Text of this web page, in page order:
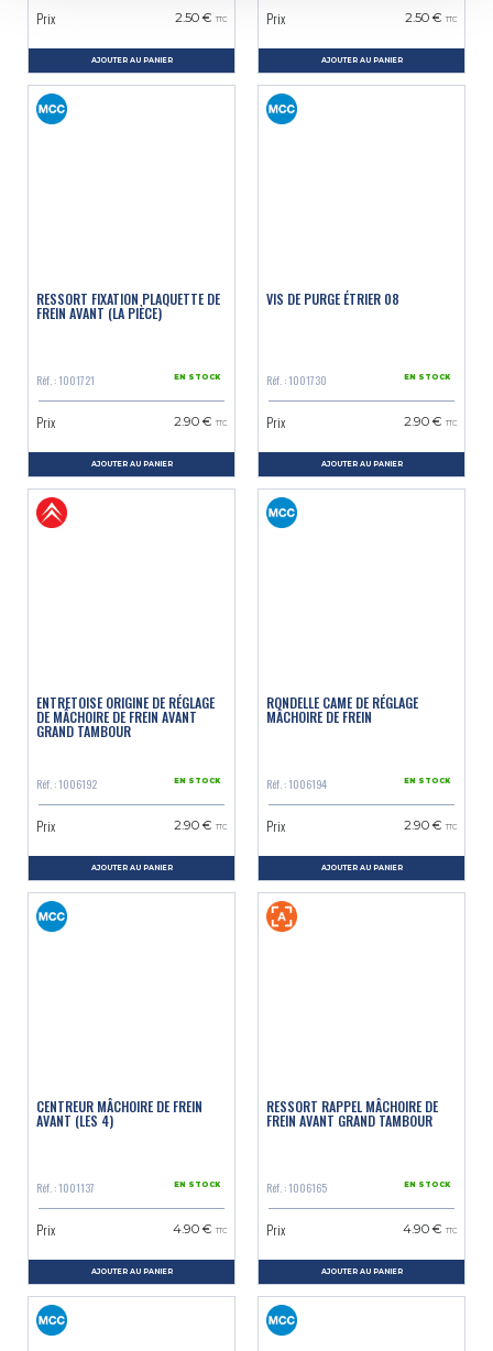
Prix 2.50 €TTC
AJOUTER AU PANIER
Prix 2.50 € TTC
AJOUTER AU PANIER
RESSORT FIXATION PLAQUETTE DE
FREIN AVANT (LA PIÈCE)
Réf. : 1001721 EN STOCK
Prix 2.90 € TTC
AJOUTER AU PANIER
VIS DE PURGE ÉTRIER 08
Réf. : 1001730 EN STOCK
Prix 2.90 € TTC
AJOUTER AU PANIER
ENTRETOISE ORIGINE DE RÉGLAGE
DE MÂCHOIRE DE FREIN AVANT
GRAND TAMBOUR
Réf. : 1006192 EN STOCK
Prix 2.90 € TTC
AJOUTER AU PANIER
RONDELLE CAME DE RÉGLAGE
MÂCHOIRE DE FREIN
Réf. : 1006194 EN STOCK
Prix 2.90 € TTC
AJOUTER AU PANIER
CENTREUR MÂCHOIRE DE FREIN
AVANT (LES 4)
Réf. : 1001137 EN STOCK
Prix 4.90 € TTC
AJOUTER AU PANIER
RESSORT RAPPEL MÂCHOIRE DE
FREIN AVANT GRAND TAMBOUR
Réf. : 1006165 EN STOCK
Prix 4.90 € TTC
AJOUTER AU PANIER